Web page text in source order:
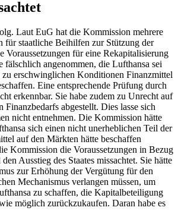
Laut EuG hat die Kommission mehrere
für staatliche Beihilfen zur Stützung der
Voraussetzungen für eine Rekapitalisierung
fälschlich angenommen, die Lufthansa sei
erschwinglichen Konditionen Finanzmittel
Eine entsprechende Prüfung durch
erkennbar. Sie habe zudem zu Unrecht auf
Finanzbedarfs abgestellt. Dies lasse sich
nicht entnehmen. Die Kommission hätte
sich einen nicht unerheblichen Teil der
auf den Märkten hätte beschaffen
Kommission die Voraussetzungen in Bezug
Ausstieg des Staates missachtet. Sie hätte
zur Erhöhung der Vergütung für den
Mechanismus verlangen müssen, um
zu schaffen, die Kapitalbeteiligung
möglich zurückzukaufen. Daran habe es